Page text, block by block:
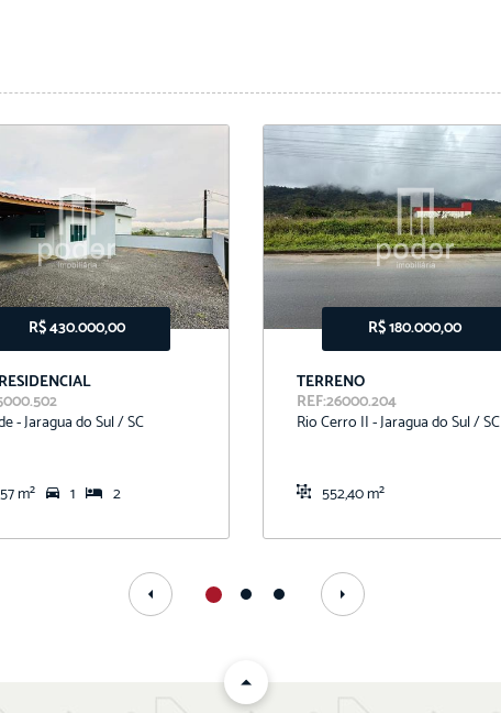
R$ 430.000,00
- Jaragua do Sul / SC
m² 1 2
R$ 180.000,00
TERRENO
REF:26000.204
Rio Cerro II - Jaragua do Sul / SC
552,40 m²